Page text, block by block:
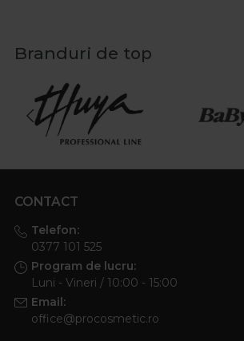
Branduri de top
CONTACT
Telefon:
0377 101 525
Program de lucru:
Luni - Vineri / 10:00 - 15:00
Email:
office@procosmetic.ro